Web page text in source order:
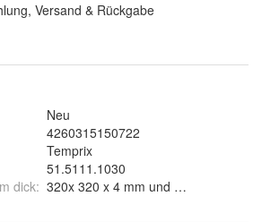
Versand & Rückgabe
Neu
4260315150722
Temprix
51.5111.1030
dick: 320x 320 x 4 mm und